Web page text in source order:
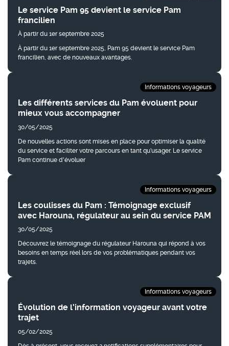
Le service Pam 95 devient le service Pam
francilien
À partir du 1er septembre 2025
À partir du 1er septembre 2025, Pam 95 devient le service Pam
francilien, avec de nouveaux avantages.
Les différents services du Pam évoluent pour
mieux vous accompagner
30/05/2025
De nouvelles actions sont mises en place pour optimiser la qualité
du service et faciliter votre parcours en tant qu’usager. Le service
Pam continue d'évoluer
Informations voyageurs
Les coulisses du Pam : Témoignage exclusif
avec Harouna, régulateur au sein du service PAM
30/05/2025
Découvrez le témoignage du régulateur Harouna qui répond à vos
besoins en temps réel lors de vos problématiques pendant vos
trajets.
Informations voyageurs
Évolution de l'information voyageur avant votre
trajet
05/02/2025
Informations voyageurs